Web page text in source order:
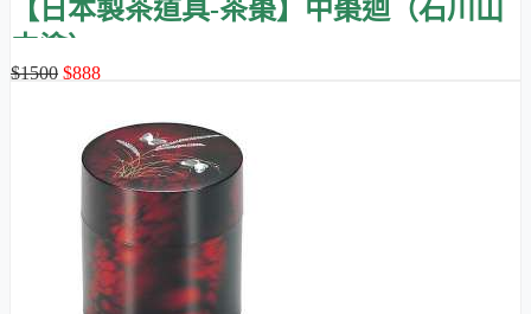
【日本製茶道具-茶棗】中棗迴（石川山
中塗）
$1500 $888